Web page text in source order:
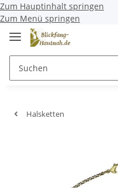
Zum Hauptinhalt springen
Zum Menü springen
Halsketten